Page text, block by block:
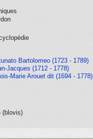
Bartolomeo (1723 - 1789)
Jacques (1712 - 1778)
Marie Arouet dit (1694 - 1778)
(blovis)